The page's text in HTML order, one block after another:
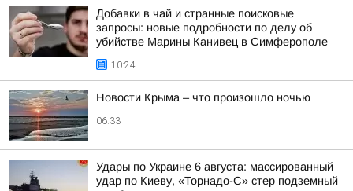
Добавки в чай и странные поисковые
запросы: новые подробности по делу об
убийстве Марины Канивец в Симферополе
10:24
Новости Крыма – что произошло ночью
06:33
Удары по Украине 6 августа: массированный
удар по Киеву, «Торнадо-С» стер подземный